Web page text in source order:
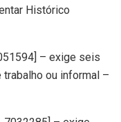
Histórico
– exige seis
ou informal –